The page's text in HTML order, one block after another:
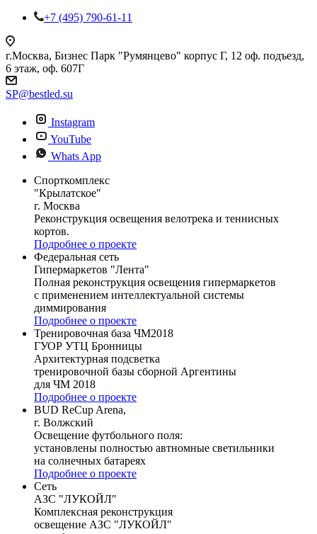
+7 (495) 790-61-11
г.Москва, Бизнес Парк "Румянцево" корпус Г, 12 оф. подъезд,
6 этаж, оф. 607Г
SP@bestled.su
Instagram
YouTube
Whats App
Спорткомплекс
"Крылатское"
г. Москва
Реконструкция освещения велотрека и теннисных
кортов.
Подробнее о проекте
Федеральная сеть
Гипермаркетов "Лента"
Полная реконструкция освещения гипермаркетов
с применением интеллектуальной системы
диммирования
Подробнее о проекте
Тренировочная база ЧМ2018
ГУОР УТЦ Бронницы
Архитектурная подсветка
тренировочной базы сборной Аргентины
для ЧМ 2018
Подробнее о проекте
BUD ReCup Arena,
г. Волжский
Освещение футбольного поля:
установлены полностью автномные светильники
на солнечных батареях
Подробнее о проекте
Сеть
АЗС "ЛУКОЙЛ"
Комплексная реконструкция
освещение АЗС "ЛУКОЙЛ"